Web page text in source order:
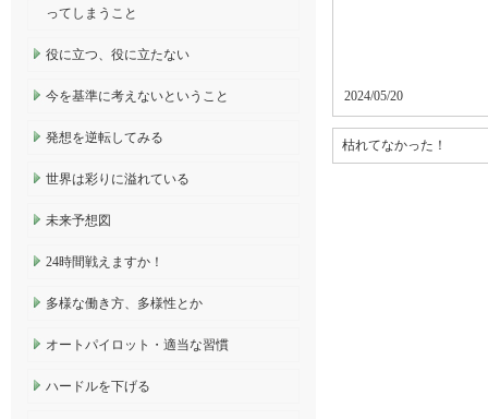
2024/05/20
枯れてなかった！
ってしまうこと
役に立つ、役に立たない
今を基準に考えないということ
発想を逆転してみる
世界は彩りに溢れている
未来予想図
24時間戦えますか！
多様な働き方、多様性とか
オートパイロット・適当な習慣
ハードルを下げる